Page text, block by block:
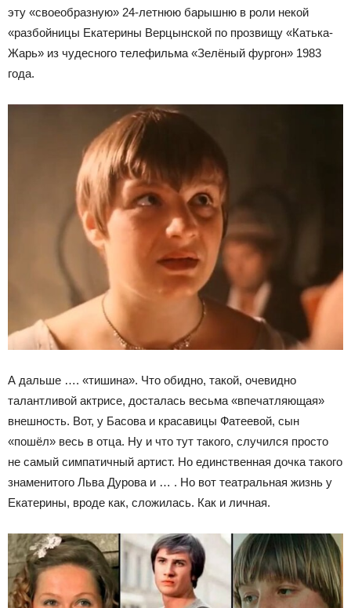
эту «своеобразную» 24-летнюю барышню в роли некой
«разбойницы Екатерины Верцынской по прозвищу «Катька-
Жарь» из чудесного телефильма «Зелёный фургон» 1983
года.
А дальше …. «тишина». Что обидно, такой, очевидно
талантливой актрисе, досталась весьма «впечатляющая»
внешность. Вот, у Басова и красавицы Фатеевой, сын
«пошёл» весь в отца. Ну и что тут такого, случился просто
не самый симпатичный артист. Но единственная дочка такого
знаменитого Льва Дурова и … . Но вот театральная жизнь у
Екатерины, вроде как, сложилась. Как и личная.